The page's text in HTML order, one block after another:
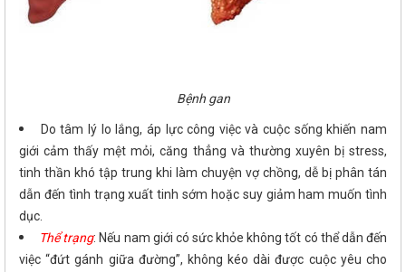
Bệnh gan
Do tâm lý lo lắng, áp lực công việc và cuộc sống khiến nam
giới cảm thấy mệt mỏi, căng thẳng và thường xuyên bị stress,
tinh thần khó tập trung khi làm chuyện vợ chồng, dễ bị phân tán
dẫn đến tình trạng xuất tinh sớm hoặc suy giảm ham muốn tình
dục.
Thể trạng: Nếu nam giới có sức khỏe không tốt có thể dẫn đến
việc “đứt gánh giữa đường”, không kéo dài được cuộc yêu cho